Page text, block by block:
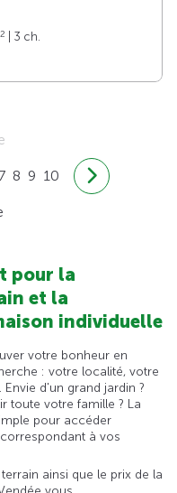
2
| 3 ch.
8 9 10
pour la
et la
individuelle
votre bonheur en
: votre localité, votre
d'un grand jardin ?
toute votre famille ? La
pour accéder
à vos
ainsi que le prix de la